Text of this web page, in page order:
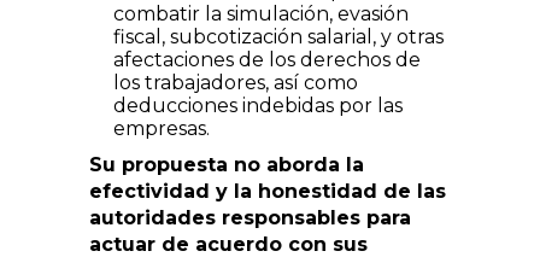
combatir la simulación, evasión
fiscal, subcotización salarial, y otras
afectaciones de los derechos de
los trabajadores, así como
deducciones indebidas por las
empresas.
Su propuesta no aborda la
efectividad y la honestidad de las
autoridades responsables para
actuar de acuerdo con sus